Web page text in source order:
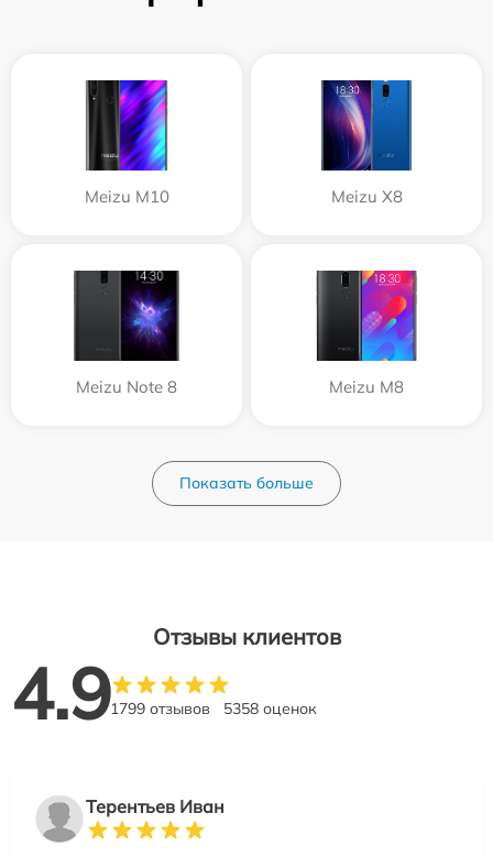
Meizu M10 Meizu X8
Meizu Note 8 Meizu M8
Показать больше
Отзывы клиентов
4.91799 отзывов 5358 оценок
Терентьев Иван